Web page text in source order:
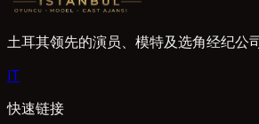
土耳其领先的演员、模特及选角经纪公
IT
快速链接